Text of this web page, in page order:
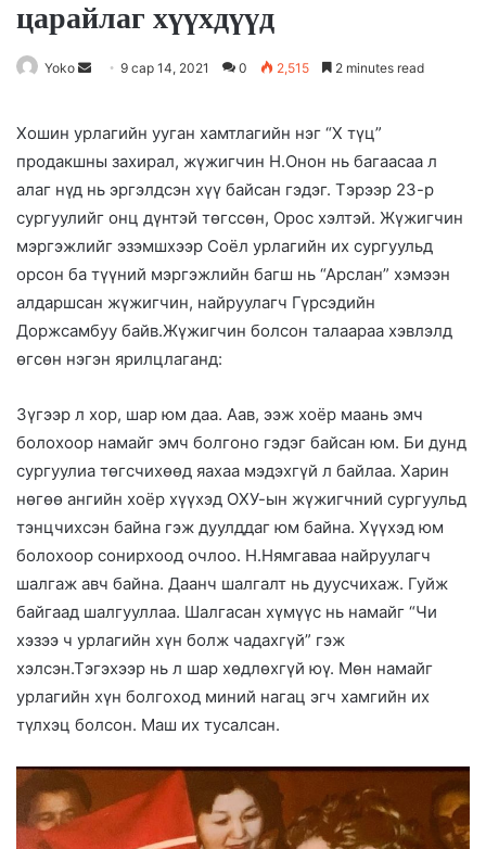
царайлаг хүүхдүүд
Yoko
a
n
e
m
a
i
l
9 сар 14, 2021 0 2,515 2 minutes read
Хошин урлагийн ууган хамтлагийн нэг “Х түц”
продакшны захирал, жүжигчин Н.Онон нь багаасаа л
алаг нүд нь эргэлдсэн хүү байсан гэдэг. Тэрээр 23-р
сургуулийг онц дүнтэй төгссөн, Орос хэлтэй. Жүжигчин
мэргэжлийг эзэмшхээр Соёл урлагийн их сургуульд
орсон ба түүний мэргэжлийн багш нь “Арслан” хэмээн
алдаршсан жүжигчин, найруулагч Гүрсэдийн
Доржсамбуу байв.Жүжигчин болсон талаараа хэвлэлд
өгсөн нэгэн ярилцлаганд:
Зүгээр л хор, шар юм даа. Аав, ээж хоёр маань эмч
болохоор намайг эмч болгоно гэдэг байсан юм. Би дунд
сургуулиа төгсчихөөд яахаа мэдэхгүй л байлаа. Харин
нөгөө ангийн хоёр хүүхэд ОХУ-ын жүжигчний сургуульд
тэнцчихсэн байна гэж дуулддаг юм байна. Хүүхэд юм
болохоор сонирхоод очлоо. Н.Нямгаваа найруулагч
шалгаж авч байна. Даанч шалгалт нь дуусчихаж. Гуйж
байгаад шалгууллаа. Шалгасан хүмүүс нь намайг “Чи
хэзээ ч урлагийн хүн болж чадахгүй” гэж
хэлсэн.Тэгэхээр нь л шар хөдлөхгүй юү. Мөн намайг
урлагийн хүн болгоход миний нагац эгч хамгийн их
түлхэц болсон. Маш их тусалсан.